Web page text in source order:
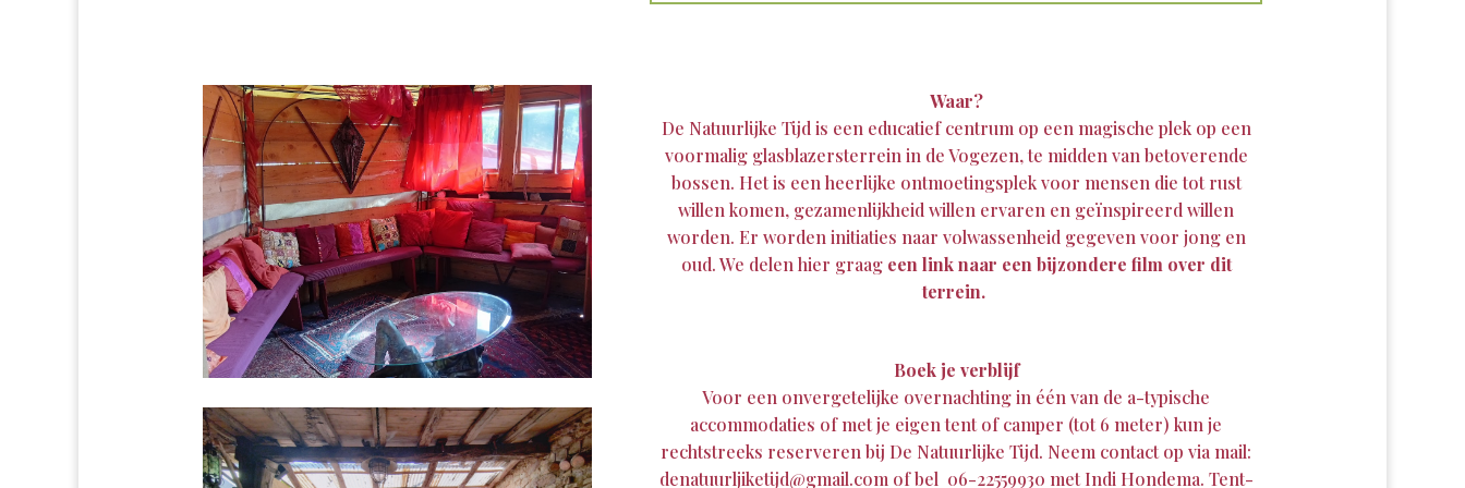
Waar?
De Natuurlijke Tijd is een educatief centrum op een magische plek op een
voormalig glasblazersterrein in de Vogezen, te midden van betoverende
bossen. Het is een heerlijke ontmoetingsplek voor mensen die tot rust
willen komen, gezamenlijkheid willen ervaren en geïnspireerd willen
worden. Er worden initiaties naar volwassenheid gegeven voor jong en
oud. We delen hier graag een link naar een bijzondere film over dit
terrein.
Boek je verblijf
Voor een onvergetelijke overnachting in één van de a-typische
accommodaties of met je eigen tent of camper (tot 6 meter) kun je
rechtstreeks reserveren bij De Natuurlijke Tijd. Neem contact op via mail:
denatuurljiketijd@gmail.com of bel 06-22559930 met Indi Hondema. Tent-